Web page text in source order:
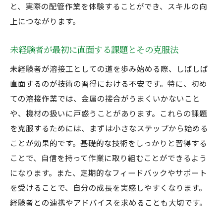
挑戦を乗り越えるためのメンタルスキル
溶接工への転職を成功させるためのステッ
配管技術の最新トレンドとその応用法
経験者が直面する新たな技術的チャレンジ
溶接技術の深化に役立つ専門的トレーニン
グ
キャリアアップを目指すためのスキル開発
先進的なプロジェクトへの参加で得られる
経験
経験者がさらなる成長を遂げるための戦略
安心の学習環境で未経験者を支える溶接と配管
と、実際の配管作業を体験することができ、スキルの向
上につながります。
未経験者が最初に直面する課題とその克服法
未経験者が溶接工としての道を歩み始める際、しばしば
直面するのが技術の習得における不安です。特に、初め
ての溶接作業では、金属の接合がうまくいかないこと
や、機材の扱いに戸惑うことがあります。これらの課題
を克服するためには、まずは小さなステップから始める
ことが効果的です。基礎的な技術をしっかりと習得する
ことで、自信を持って作業に取り組むことができるよう
になります。また、定期的なフィードバックやサポート
を受けることで、自分の成長を実感しやすくなります。
経験者との連携やアドバイスを求めることも大切です。